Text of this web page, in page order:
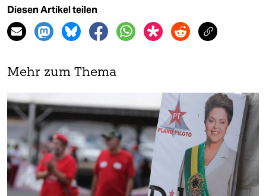
Diesen Artikel teilen
Mehr zum Thema